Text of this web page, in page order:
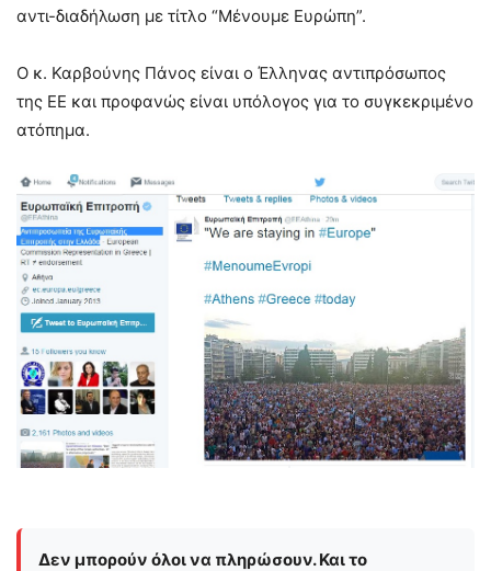
αντι-διαδήλωση με τίτλο “Μένουμε Ευρώπη”.
Ο κ. Καρβούνης Πάνος είναι ο Έλληνας αντιπρόσωπος
της ΕΕ και προφανώς είναι υπόλογος για το συγκεκριμένο
ατόπημα.
Δεν μπορούν όλοι να πληρώσουν. Και το